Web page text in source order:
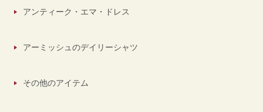
アンティーク・エマ・ドレス
アーミッシュのデイリーシャツ
その他のアイテム